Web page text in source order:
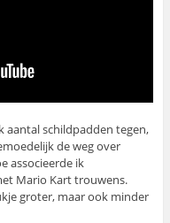
aantal schildpadden tegen,
de weg over
associeerde ik
Mario Kart trouwens.
groter, maar ook minder